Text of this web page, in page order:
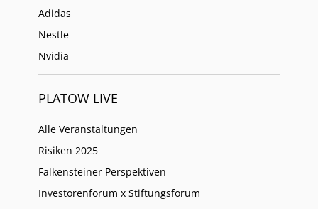
Adidas
Nestle
Nvidia
PLATOW LIVE
Alle Veranstaltungen
Risiken 2025
Falkensteiner Perspektiven
Investorenforum x Stiftungsforum